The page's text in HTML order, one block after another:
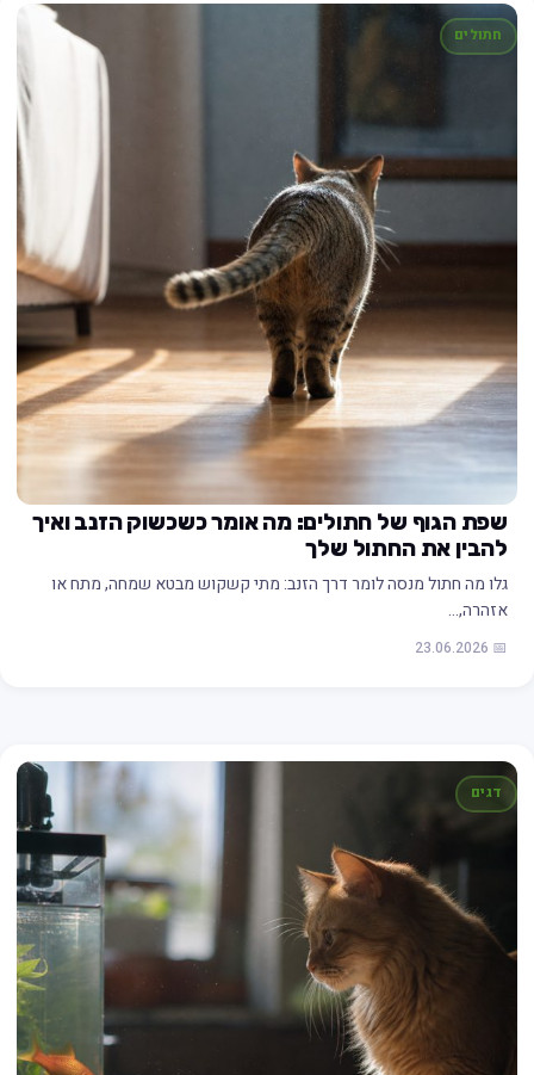
חתולים
שפת הגוף של חתולים: מה אומר כשכשוק הזנב ואיך
להבין את החתול שלך
גלו מה חתול מנסה לומר דרך הזנב: מתי קשקוש מבטא שמחה, מתח או
אזהרה,…
📅 23.06.2026
דגים